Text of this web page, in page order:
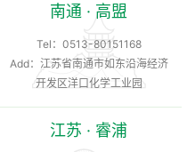
南通 · 高盟
Tel： 0513-80151168
Add：江苏省南通市如东沿海经济
开发区洋口化学工业园
江苏 · 睿浦